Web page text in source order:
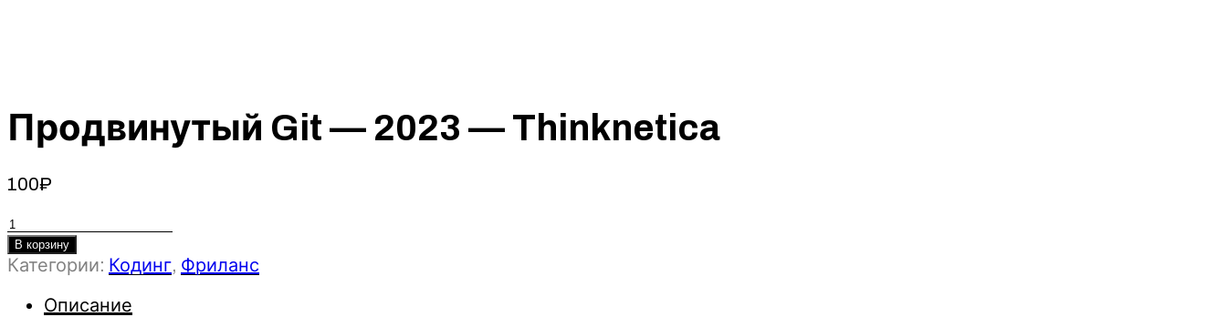
Продвинутый Git — 2023 — Thinknetica
100₽
Количество
товара
Продвинутый
В корзину
Категории: Кодинг, Фриланс
Описание